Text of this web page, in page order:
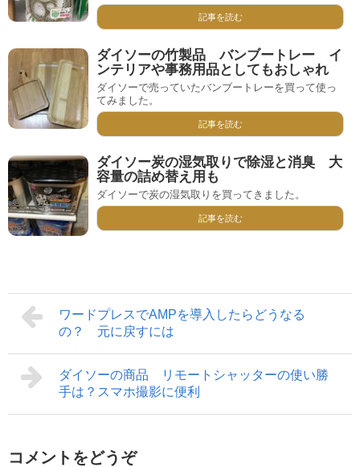
記事を読む
ダイソーの竹製品 バンブートレー イ
ンテリアや事務用品としてもおしゃれ
ダイソーで売っていたバンブートレーを買って使っ
てみました。
記事を読む
ダイソー炭の湿気取りで除湿と消臭 大
容量の詰め替え用も
ダイソーで炭の湿気取りを買ってきました。
記事を読む
ワードプレスでAMPを導入したらどうなる
の？ 元に戻すには
ダイソーの商品 リモートシャッターの使い勝
手は？スマホ撮影に便利
コメントをどうぞ